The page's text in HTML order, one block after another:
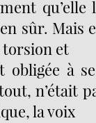
qu’elle
sûr. Mais
et
obligée à
n’était
la voix